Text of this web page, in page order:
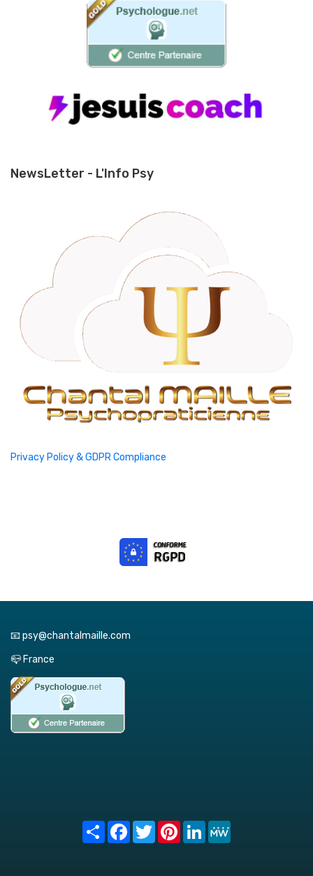
NewsLetter - L'Info Psy
Privacy Policy & GDPR Compliance
📧 psy@chantalmaille.com
📪 France
Share FacebookTwitterPinterest
LinkedIn